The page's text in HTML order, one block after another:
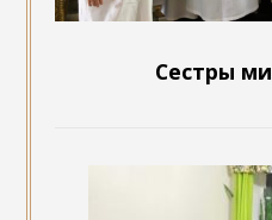
Сестры